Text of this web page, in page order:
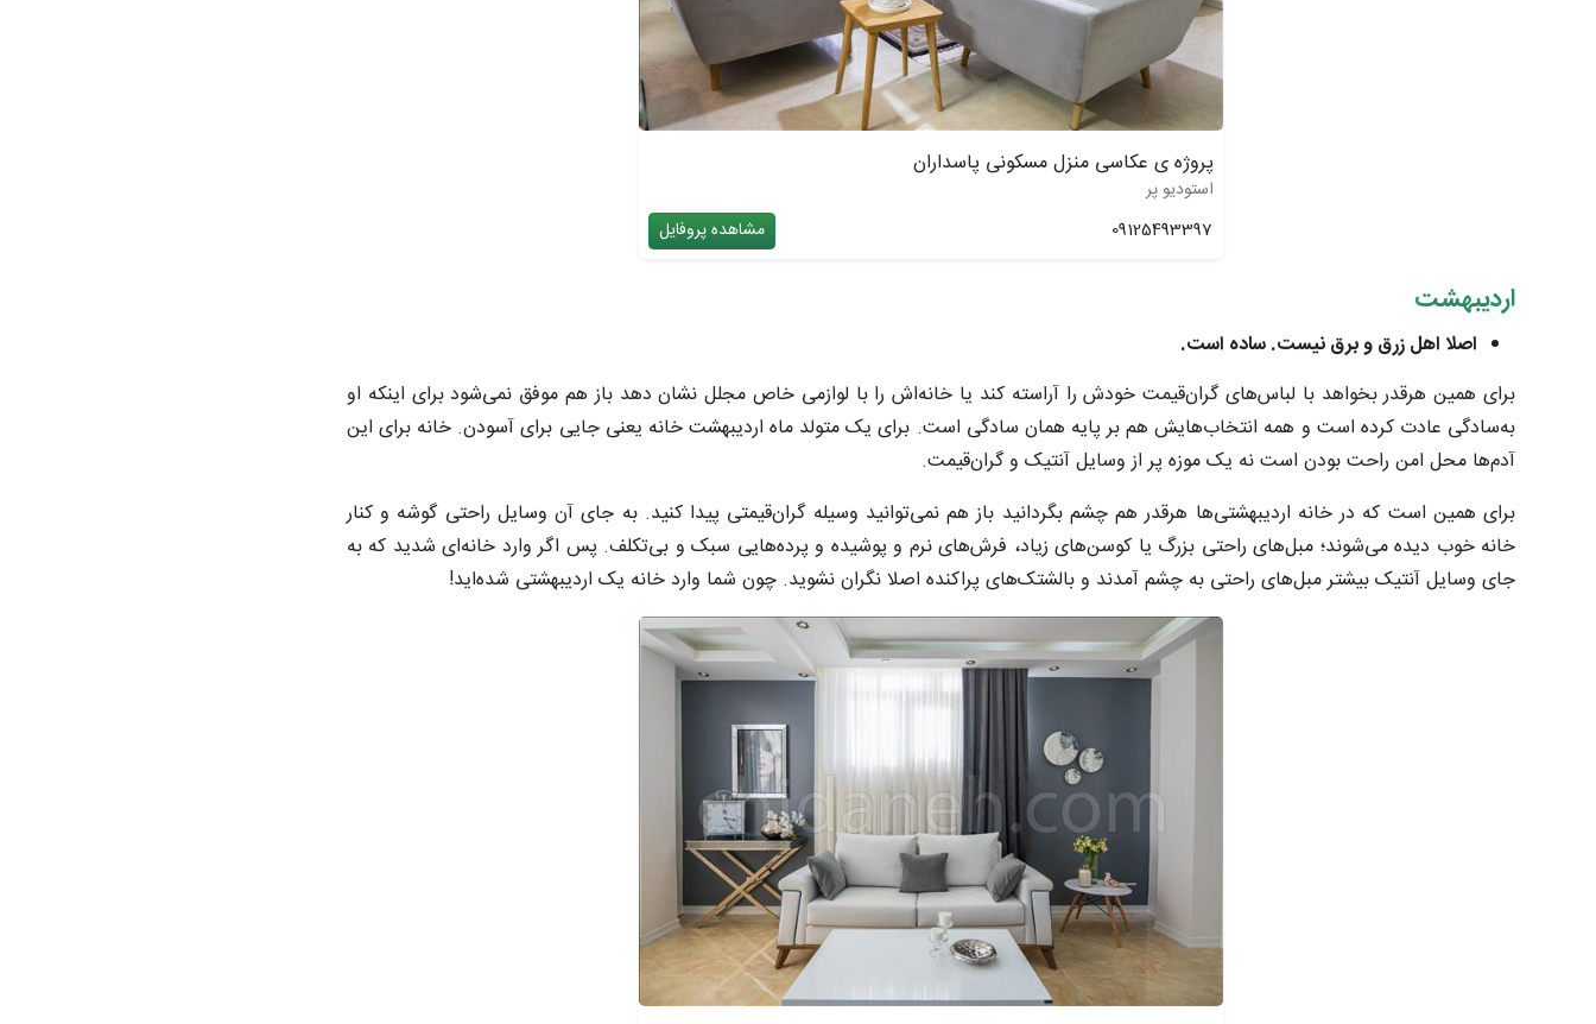
پروژه ی عکاسی منزل مسکونی پاسداران
استودیو پر
09125493397
مشاهده پروفایل
اردیبهشت
اصلا اهل زرق و برق نیست. ساده است.
برای همین هرقدر بخواهد با لباس‌های گران‌قیمت خودش را آراسته کند یا خانه‌اش را با لوازمی خاص مجلل نشان دهد باز هم موفق نمی‌شود برای اینکه او
به‌سادگی عادت کرده است و همه انتخاب‌هایش هم بر پایه همان سادگی است. برای یک متولد ماه اردیبهشت خانه یعنی جایی برای آسودن. خانه برای این
آدم‌ها محل امن راحت بودن است نه یک موزه پر از وسایل آنتیک و گران‌قیمت.
برای همین است که در خانه اردیبهشتی‌ها هرقدر هم چشم بگردانید باز هم نمی‌توانید وسیله گران‌قیمتی پیدا کنید. به جای آن وسایل راحتی گوشه و کنار
خانه خوب دیده می‌شوند؛ مبل‌های راحتی بزرگ یا کوسن‌های زیاد، فرش‌های نرم و پوشیده و پرده‌هایی سبک و بی‌تکلف. پس اگر وارد خانه‌ای شدید که به
جای وسایل آنتیک بیشتر مبل‌های راحتی به چشم آمدند و بالشتک‌های پراکنده اصلا نگران نشوید. چون شما وارد خانه یک اردیبهشتی شده‌اید!